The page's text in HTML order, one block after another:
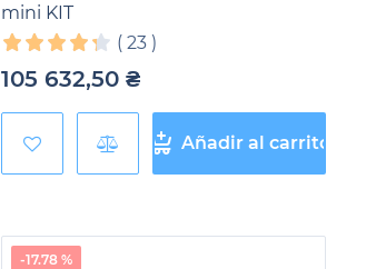
mini KIT
( 23 )
105 632,50 ₴
Añadir al carrito
-17.78 %